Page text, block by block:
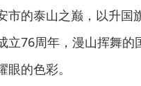
市的泰山之巅，以升国
立76周年，漫山挥舞的
眼的色彩。